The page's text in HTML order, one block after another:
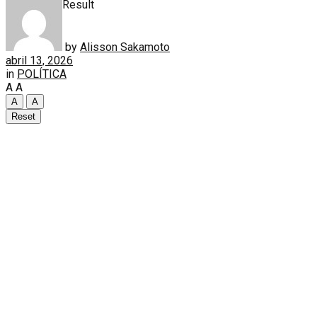
View All Result
by Alisson Sakamoto
abril 13, 2026
in POLÍTICA
A A
A
A
Reset